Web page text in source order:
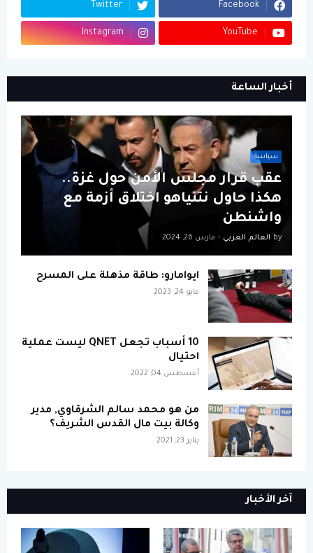
Facebook
Twitter
YouTube
Instagram
أخبار الساعة
سياسة
عقب قرار مجلس الأمن حول غزة..
هكذا حاول نتنياهو اختلاق أزمة مع
واشنطن
by العالم العربي - مارس 26, 2024
ايوامارو: طاقة مذهلة على المسرح
مايو 24, 2023
10 أسباب تجعل QNET ليست عملية
احتيال
أغسطس 04, 2022
من هو محمد سالم الشرقاوي, مدير
وكالة بيت مال القدس الشريف؟
يناير 23, 2021
آخر الأخبار